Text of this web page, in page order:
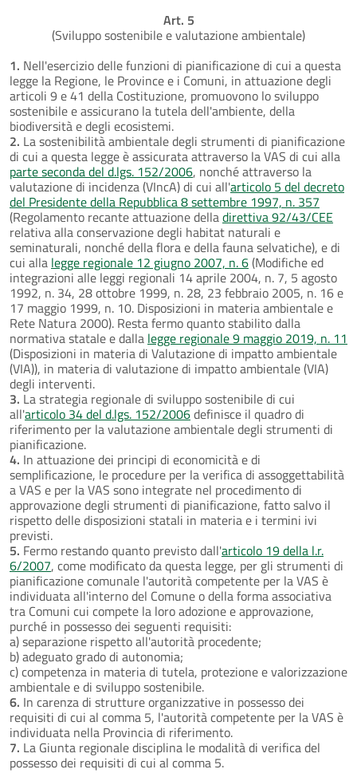
Art. 5
(Sviluppo sostenibile e valutazione ambientale)
1. Nell'esercizio delle funzioni di pianificazione di cui a questa
legge la Regione, le Province e i Comuni, in attuazione degli
articoli 9 e 41 della Costituzione, promuovono lo sviluppo
sostenibile e assicurano la tutela dell'ambiente, della
biodiversità e degli ecosistemi.
2. La sostenibilità ambientale degli strumenti di pianificazione
di cui a questa legge è assicurata attraverso la VAS di cui alla
parte seconda del d.lgs. 152/2006, nonché attraverso la
valutazione di incidenza (VIncA) di cui all'articolo 5 del decreto
del Presidente della Repubblica 8 settembre 1997, n. 357
(Regolamento recante attuazione delladirettiva 92/43/CEE
relativa alla conservazione degli habitat naturali e
seminaturali, nonché della flora e della fauna selvatiche), e di
cui alla legge regionale 12 giugno 2007, n. 6(Modifiche ed
integrazioni alle leggi regionali 14 aprile 2004, n. 7, 5 agosto
1992, n. 34, 28 ottobre 1999, n. 28, 23 febbraio 2005, n. 16 e
17 maggio 1999, n. 10. Disposizioni in materia ambientale e
Rete Natura 2000). Resta fermo quanto stabilito dalla
normativa statale e dalla legge regionale 9 maggio 2019, n. 11
(Disposizioni in materia di Valutazione di impatto ambientale
(VIA)), in materia di valutazione di impatto ambientale (VIA)
degli interventi.
3. La strategia regionale di sviluppo sostenibile di cui
all'articolo 34 del d.lgs. 152/2006definisce il quadro di
riferimento per la valutazione ambientale degli strumenti di
pianificazione.
4. In attuazione dei principi di economicità e di
semplificazione, le procedure per la verifica di assoggettabilità
a VAS e per la VAS sono integrate nel procedimento di
approvazione degli strumenti di pianificazione, fatto salvo il
rispetto delle disposizioni statali in materia e i termini ivi
previsti.
5. Fermo restando quanto previsto dall'articolo 19 della l.r.
6/2007, come modificato da questa legge, per gli strumenti di
pianificazione comunale l'autorità competente per la VAS è
individuata all'interno del Comune o della forma associativa
tra Comuni cui compete la loro adozione e approvazione,
purché in possesso dei seguenti requisiti:
a) separazione rispetto all'autorità procedente;
b) adeguato grado di autonomia;
c) competenza in materia di tutela, protezione e valorizzazione
ambientale e di sviluppo sostenibile.
6. In carenza di strutture organizzative in possesso dei
requisiti di cui al comma 5, l'autorità competente per la VAS è
individuata nella Provincia di riferimento.
7. La Giunta regionale disciplina le modalità di verifica del
possesso dei requisiti di cui al comma 5.